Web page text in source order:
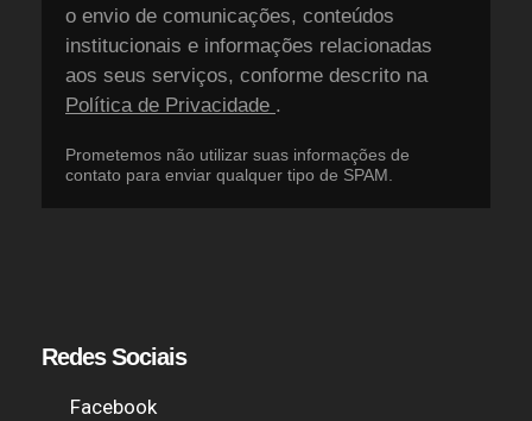
o envio de comunicações, conteúdos
institucionais e informações relacionadas
aos seus serviços, conforme descrito na
Política de Privacidade .
Prometemos não utilizar suas informações de
contato para enviar qualquer tipo de SPAM.
Redes Sociais
Facebook